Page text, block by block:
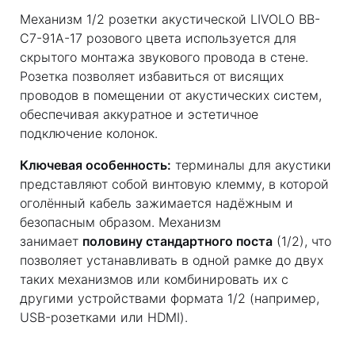
Механизм 1/2 розетки акустической LIVOLO BB-
C7-91A-17 розового цвета используется для
скрытого монтажа звукового провода в стене.
Розетка позволяет избавиться от висящих
проводов в помещении от акустических систем,
обеспечивая аккуратное и эстетичное
подключение колонок.
Ключевая особенность: терминалы для акустики
представляют собой винтовую клемму, в которой
оголённый кабель зажимается надёжным и
безопасным образом. Механизм
занимает половину стандартного поста (1/2), что
позволяет устанавливать в одной рамке до двух
таких механизмов или комбинировать их с
другими устройствами формата 1/2 (например,
USB-розетками или HDMI).